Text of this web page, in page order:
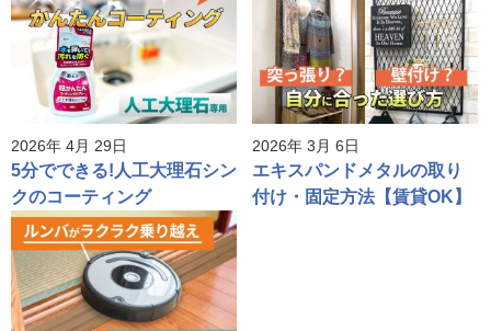
2026年 4月 29日
5分でできる!人工大理石シン
クのコーティング
2026年 3月 6日
エキスパンドメタルの取り
付け・固定方法【賃貸OK】